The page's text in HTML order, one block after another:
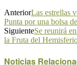
AnteriorLas estrellas
Punta por una bolsa
SiguienteSe reunirá
la Fruta del
Noticias